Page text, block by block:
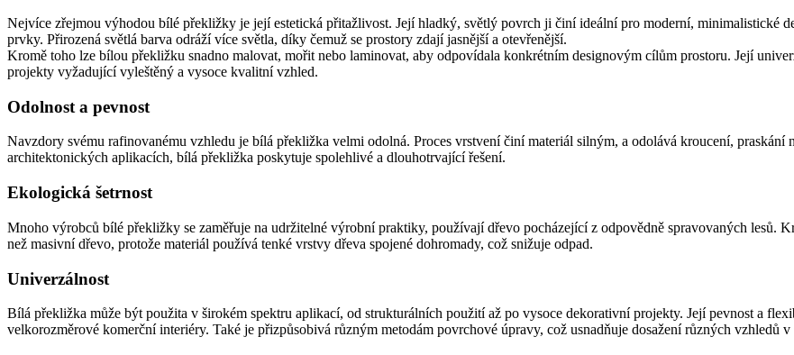
Nejvíce zřejmou výhodou bílé překližky je její estetická přitažlivost. Její hladký, světlý povrch ji činí ideální pro moderní, minimalistické
prvky. Přirozená světlá barva odráží více světla, díky čemuž se prostory zdají jasnější a otevřenější.
Kromě toho lze bílou překližku snadno malovat, mořit nebo laminovat, aby odpovídala konkrétním designovým cílům prostoru. Její
projekty vyžadující vyleštěný a vysoce kvalitní vzhled.
Odolnost a pevnost
Navzdory svému rafinovanému vzhledu je bílá překližka velmi odolná. Proces vrstvení činí materiál silným, a odolává kroucení,
architektonických aplikacích, bílá překližka poskytuje spolehlivé a dlouhotrvající řešení.
Ekologická šetrnost
Mnoho výrobců bílé překližky se zaměřuje na udržitelné výrobní praktiky, používají dřevo pocházející z odpovědně spravovaných lesů.
než masivní dřevo, protože materiál používá tenké vrstvy dřeva spojené dohromady, což snižuje odpad.
Univerzálnost
Bílá překližka může být použita v širokém spektru aplikací, od strukturálních použití až po vysoce dekorativní projekty. Její pevnost a
velkorozměrové komerční interiéry. Také je přizpůsobivá různým metodám povrchové úpravy, což usnadňuje dosažení různých vzhledů